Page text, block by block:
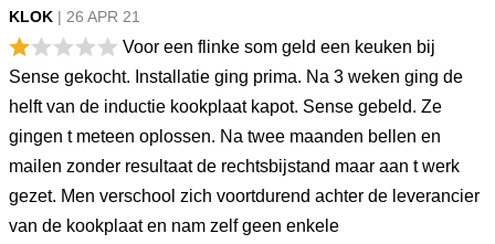
KLOK | 26 APR 21
Voor een flinke som geld een keuken bij
Sense gekocht. Installatie ging prima. Na 3 weken ging de
helft van de inductie kookplaat kapot. Sense gebeld. Ze
gingen t meteen oplossen. Na twee maanden bellen en
mailen zonder resultaat de rechtsbijstand maar aan t werk
gezet. Men verschool zich voortdurend achter de leverancier
van de kookplaat en nam zelf geen enkele